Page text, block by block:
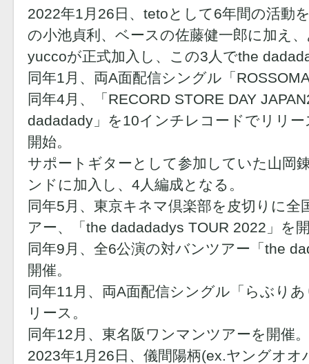
2022年1月26日、tetoとして6年間の活動
の小池貞利、ベースの佐藤健一郎に加え
yuccoが正式加入し、この3人でthe
同年1月、両A面配信シングル「
同年4月、「RECORD STORE DAY
dadadady」を10インチレコードでリリ
開始。
サポートギターとして参加していた山岡
ンドに加入し、4人編成となる。
同年5月、東京キネマ倶楽部を皮切りに
アー、「the dadadadys TOUR 2022」を
同年9月、全6公演の対バンツアー「the
開催。
同年11月、両A面配信シングル「らぶり
リース。
同年12月、東名阪ワンマンツアーを開催。
2023年1月26日、儀間陽柄(ex.ヤングオ